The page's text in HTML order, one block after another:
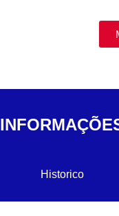
Historico